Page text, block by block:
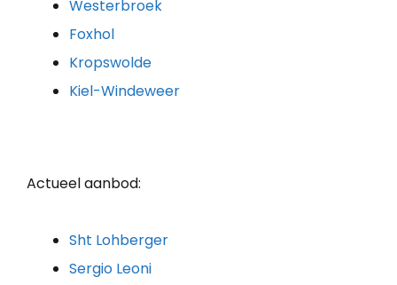
Westerbroek
Foxhol
Kropswolde
Kiel-Windeweer
Actueel aanbod:
Sht Lohberger
Sergio Leoni